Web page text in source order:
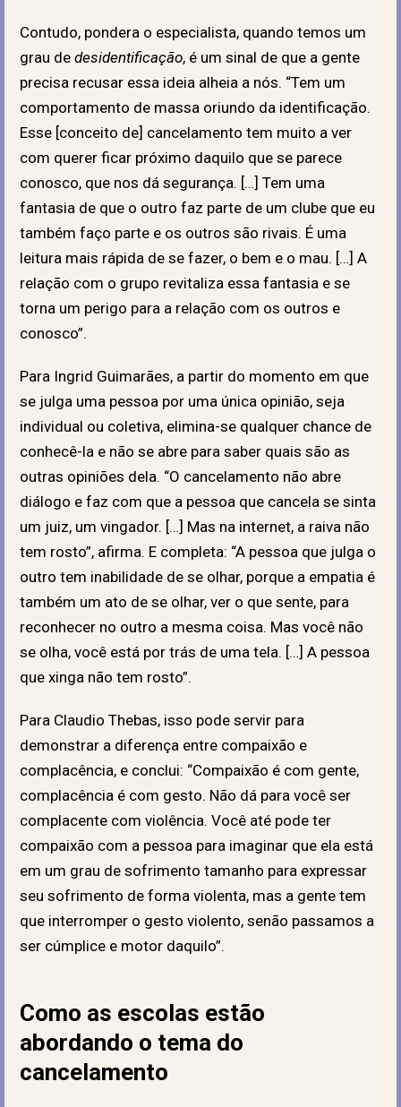
Contudo, pondera o especialista, quando temos um
grau de desidentificação, é um sinal de que a gente
precisa recusar essa ideia alheia a nós. “Tem um
comportamento de massa oriundo da identificação.
Esse [conceito de] cancelamento tem muito a ver
com querer ficar próximo daquilo que se parece
conosco, que nos dá segurança. […] Tem uma
fantasia de que o outro faz parte de um clube que eu
também faço parte e os outros são rivais. É uma
leitura mais rápida de se fazer, o bem e o mau. […] A
relação com o grupo revitaliza essa fantasia e se
torna um perigo para a relação com os outros e
conosco”.
Para Ingrid Guimarães, a partir do momento em que
se julga uma pessoa por uma única opinião, seja
individual ou coletiva, elimina-se qualquer chance de
conhecê-la e não se abre para saber quais são as
outras opiniões dela. “O cancelamento não abre
diálogo e faz com que a pessoa que cancela se sinta
um juiz, um vingador. […] Mas na internet, a raiva não
tem rosto”, afirma. E completa: “A pessoa que julga o
outro tem inabilidade de se olhar, porque a empatia é
também um ato de se olhar, ver o que sente, para
reconhecer no outro a mesma coisa. Mas você não
se olha, você está por trás de uma tela. […] A pessoa
que xinga não tem rosto”.
Para Claudio Thebas, isso pode servir para
demonstrar a diferença entre compaixão e
complacência, e conclui: “Compaixão é com gente,
complacência é com gesto. Não dá para você ser
complacente com violência. Você até pode ter
compaixão com a pessoa para imaginar que ela está
em um grau de sofrimento tamanho para expressar
seu sofrimento de forma violenta, mas a gente tem
que interromper o gesto violento, senão passamos a
ser cúmplice e motor daquilo”.
Como as escolas estão
abordando o tema do
cancelamento